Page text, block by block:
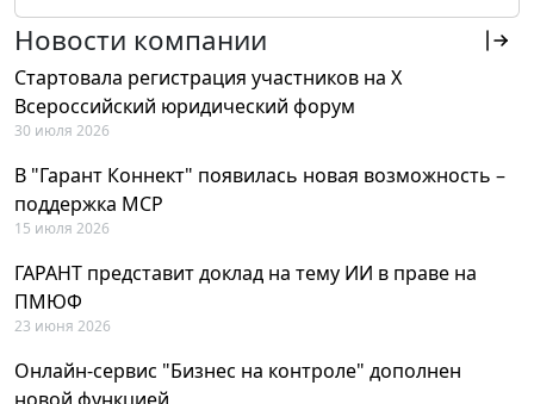
Новости компании
Стартовала регистрация участников на X
Всероссийский юридический форум
30 июля 2026
В "Гарант Коннект" появилась новая возможность –
поддержка MCP
15 июля 2026
ГАРАНТ представит доклад на тему ИИ в праве на
ПМЮФ
23 июня 2026
Онлайн-сервис "Бизнес на контроле" дополнен